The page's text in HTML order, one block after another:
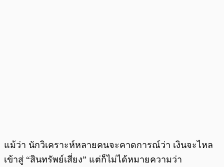
แม้ว่า นักวิเคราะห์หลายคนจะคาดการณ์ว่า เงินจะไหล
เข้าสู่ “สินทรัพย์เสี่ยง” แต่ก็ไม่ได้หมายความว่า